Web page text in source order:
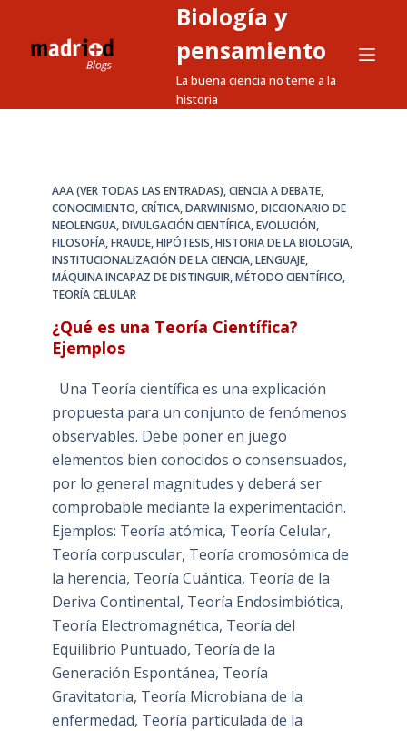
a
Biología y
pensamiento
La buena ciencia no teme a la
historia
AAA (VER TODAS LAS ENTRADAS),CIENCIA A DEBATE,
CONOCIMIENTO,CRÍTICA,DARWINISMO,DICCIONARIO DE
NEOLENGUA,DIVULGACIÓN CIENTÍFICA,EVOLUCIÓN,
FILOSOFÍA,FRAUDE,HIPÓTESIS,HISTORIA DE LA BIOLOGIA,
INSTITUCIONALIZACIÓN DE LA CIENCIA,LENGUAJE,
MÁQUINA INCAPAZ DE DISTINGUIR,MÉTODO CIENTÍFICO,
TEORÍA CELULAR
¿Qué es una Teoría Científica?
Ejemplos
Una Teoría científica es una explicación
propuesta para un conjunto de fenómenos
observables. Debe poner en juego
elementos bien conocidos o consensuados,
por lo general magnitudes y deberá ser
comprobable mediante la experimentación.
Ejemplos: Teoría atómica, Teoría Celular,
Teoría corpuscular, Teoría cromosómica de
la herencia, Teoría Cuántica, Teoría de la
Deriva Continental, Teoría Endosimbiótica,
Teoría Electromagnética, Teoría del
Equilibrio Puntuado, Teoría de la
Generación Espontánea, Teoría
Gravitatoria, Teoría Microbiana de la
enfermedad, Teoría particulada de la